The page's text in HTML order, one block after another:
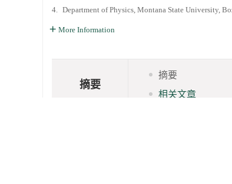
4. Department of Physics, Montana State University,
More Information
摘要
摘要
相关文章